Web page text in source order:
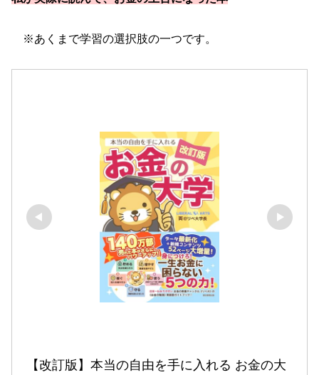
※あくまで学習の選択肢の一つです。
【改訂版】本当の自由を手に入れる お金の大